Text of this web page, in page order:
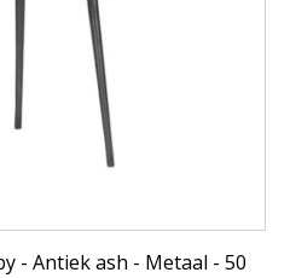
- Antiek ash - Metaal - 50